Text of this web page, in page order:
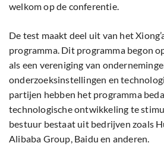
welkom op de conferentie.
De test maakt deel uit van het
programma. Dit programma begon
als een vereniging van
onderzoeksinstellingen en
partijen hebben het programma
technologische ontwikkeling te
bestuur bestaat uit bedrijven zoals
Alibaba Group, Baidu en anderen.